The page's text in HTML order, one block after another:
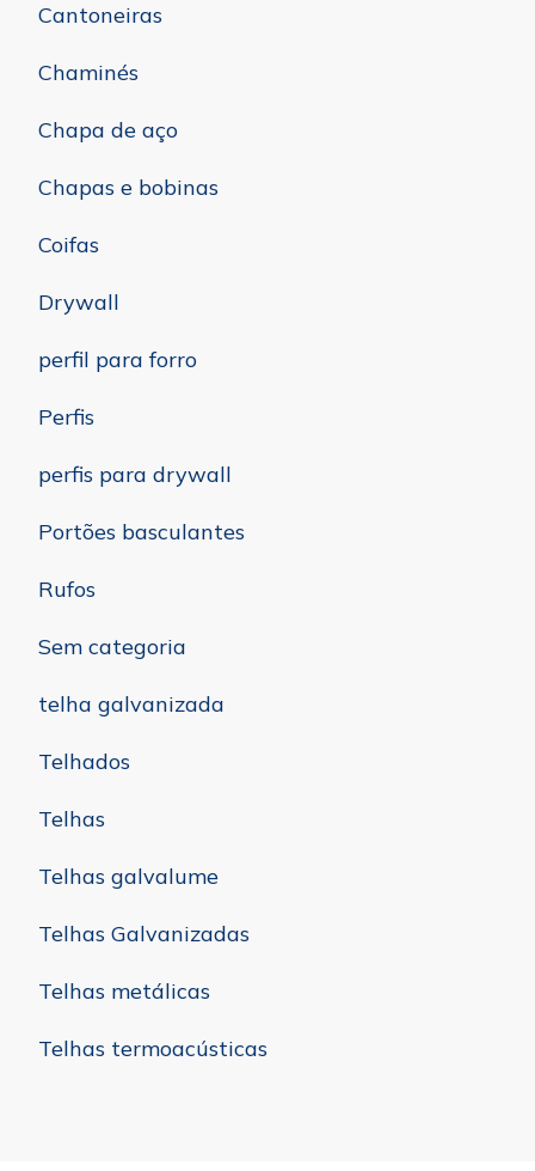
Cantoneiras
Chaminés
Chapa de aço
Chapas e bobinas
Coifas
Drywall
perfil para forro
Perfis
perfis para drywall
Portões basculantes
Rufos
Sem categoria
telha galvanizada
Telhados
Telhas
Telhas galvalume
Telhas Galvanizadas
Telhas metálicas
Telhas termoacústicas